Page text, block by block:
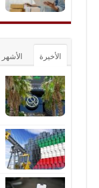
الأخيرة الأشهر